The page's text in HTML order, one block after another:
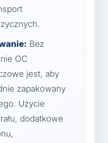
Bez
OC
jest, aby
zapakowany
Użycie
dodatkowe